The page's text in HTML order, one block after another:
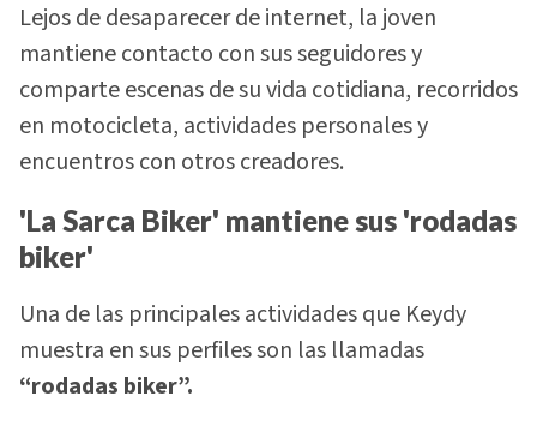
Lejos de desaparecer de internet, la joven
mantiene contacto con sus seguidores y
comparte escenas de su vida cotidiana, recorridos
en motocicleta, actividades personales y
encuentros con otros creadores.
'La Sarca Biker' mantiene sus 'rodadas
biker'
Una de las principales actividades que Keydy
muestra en sus perfiles son las llamadas
“rodadas biker”.